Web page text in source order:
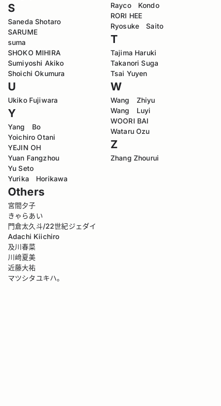
S
Saneda Shotaro
SARUME
suma
SHOKO MIHIRA
Sumiyoshi Akiko
Shoichi Okumura
U
Ukiko Fujiwara
Y
Yang Bo
Yoichiro Otani
YEJIN OH
Yuan Fangzhou
Yu Seto
Yurika Horikawa
Others
宮間夕子
きゃらあい
門倉太久斗/22世紀ジェダイ
Adachi Kiichiro
及川春菜
川﨑夏美
近藤大祐
マツシタユキハ。
Rayco Kondo
RORI HEE
Ryosuke Saito
T
Tajima Haruki
Takanori Suga
Tsai Yuyen
W
Wang Zhiyu
Wang Luyi
WOORI BAI
Wataru Ozu
Z
Zhang Zhourui